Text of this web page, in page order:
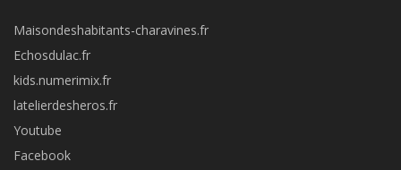
Maisondeshabitants-charavines.fr
Echosdulac.fr
kids.numerimix.fr
latelierdesheros.fr
Youtube
Facebook